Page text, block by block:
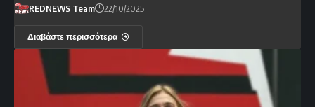
REDNEWS Team 22/10/2025
Διαβάστε περισσότερα